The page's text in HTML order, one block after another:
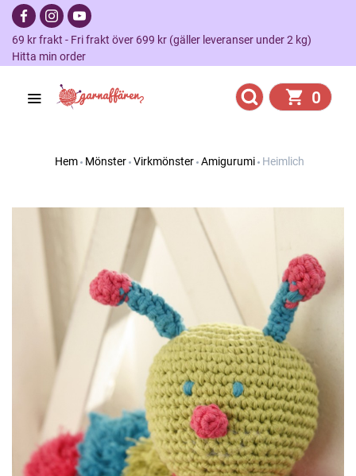
69 kr frakt - Fri frakt över 699 kr (gäller leveranser under 2 kg)
Hitta min order
0
Hem Mönster Virkmönster Amigurumi Heimlich